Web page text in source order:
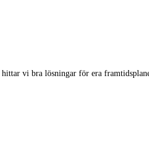
hittar vi bra lösningar för era